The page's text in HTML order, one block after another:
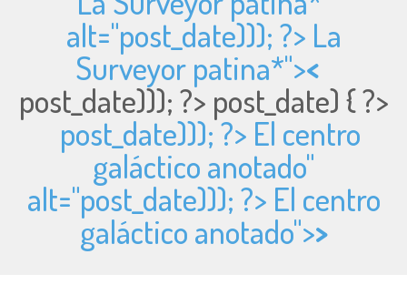
alt="post_date))); ?> La
Surveyor patina*"><
post_date))); ?> post_date) { ?>
post_date))); ?> El centro
galáctico anotado"
alt="post_date))); ?> El centro
galáctico anotado">>